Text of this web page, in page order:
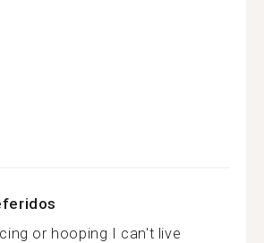
or hooping I can't live